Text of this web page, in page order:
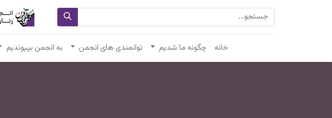
خانه چگونه ما شدیم توانمندی های انجمن به انجمن بپیوندیم